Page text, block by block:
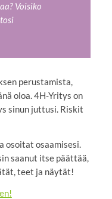
Voisiko
perustamista,
oloa. 4H-Yritys on
sinun juttusi. Riskit
osoitat osaamisesi.
saanut itse päättää,
teet ja näytät!